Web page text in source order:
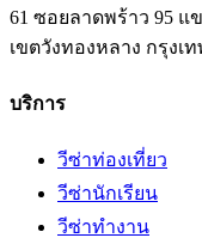
61 ซอยลาดพร้าว 95 แ
เขตวังทองหลาง กรุงเ
บริการ
วีซ่าท่องเที่ยว
วีซ่านักเรียน
วีซ่าทำงาน